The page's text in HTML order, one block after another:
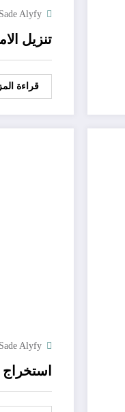
Sade Alyfy
تنزيل
قراءة
Sade Alyfy
استخراج